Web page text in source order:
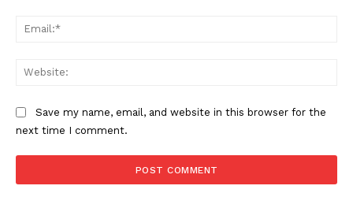
Save my name, email, and website in this browser for the
next time I comment.